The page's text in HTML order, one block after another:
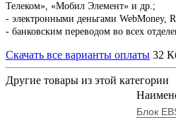
Телеком», «Мобил Элемент» и др.;
- электронными деньгами WebMoney,
- банковским переводом во всех
Скачать все варианты оплаты 32
Другие товары из этой категории
Блок